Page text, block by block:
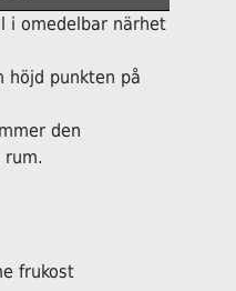
i omedelbar närhet
höjd punkten på
den
frukost